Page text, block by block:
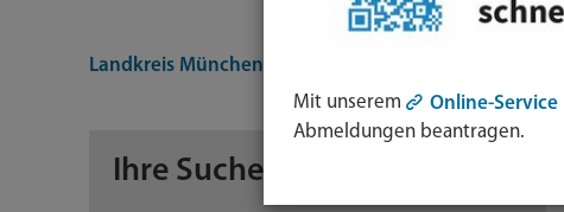
Landkreis München
Ihre Suche
Mit unserem Online-Service
Abmeldungen beantragen.